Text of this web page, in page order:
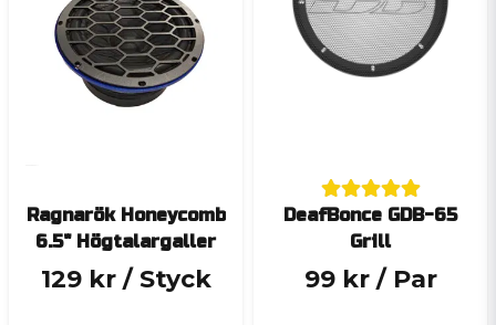
Ragnarök Honeycomb
6.5" Högtalargaller
129 kr / Styck
DeafBonce GDB-65
Grill
99 kr / Par